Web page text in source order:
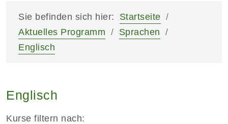
Sie befinden sich hier:
Startseite
Aktuelles Programm
Sprachen
Englisch
Englisch
Kurse filtern nach: